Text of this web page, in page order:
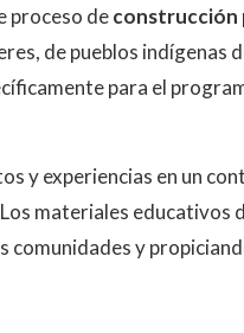
proceso deconstrucción
de pueblos indígenas
para el
y experiencias en un
materiales educativos
comunidades y